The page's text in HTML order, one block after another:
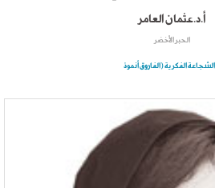
أ.د.عثمان العامر
الحبر الأخضر
الشجاعة الفكرية (الفاروق أنموذ